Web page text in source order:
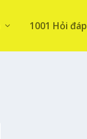
1001 Hỏi đáp